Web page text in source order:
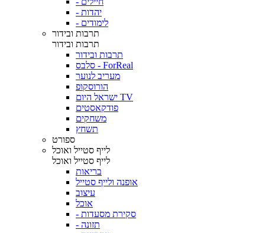
- יהדות
- לימודים
תרבות ובידור
תרבות ובידור
תרבות ובידור
סלבס - ForReal
מעריב לנוער
הורוסקופ
ישראל היום TV
פודקאסטים
משחקים
תשחץ
ספורט
לייף סטייל ואוכל
לייף סטייל ואוכל
בריאות
אופנה ולייף סטייל
עיצוב
אוכל
- סקירת מסעדות
- תזונה